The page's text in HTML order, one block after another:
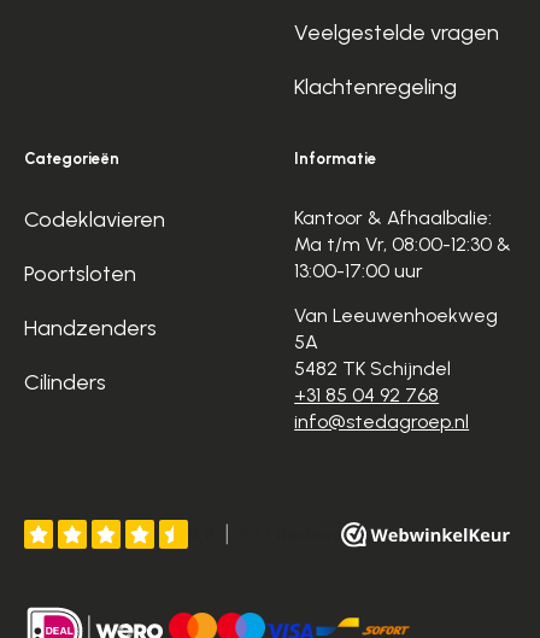
Veelgestelde vragen
Klachtenregeling
Categorieën
Codeklavieren
Poortsloten
Handzenders
Cilinders
Informatie
Kantoor & Afhaalbalie:
Ma t/m Vr, 08:00-12:30 &
13:00-17:00 uur
Van Leeuwenhoekweg
5A
5482 TK Schijndel
+31 85 04 92 768
info@stedagroep.nl